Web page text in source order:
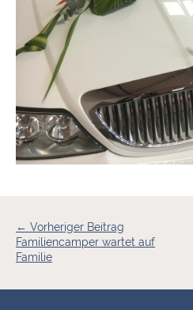
← Vorheriger Beitrag
Familiencamper wartet auf
Familie